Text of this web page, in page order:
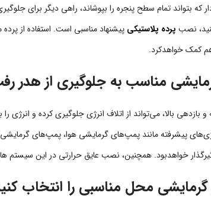
تمام سطح پنجره را بپوشاند، راهی دیگر برای
نصب پرده پلاستیکی پیشنهاد مناسبی است. استفاده از
کمک خواهدکرد.
مناسب به جلوگیری از هدر
بازدهی بالا، می‌تواند از اتلاف انرژی جلوگیری کرده و
پیشرفته مانند پمپ‌های گرمایشی هوا، پمپ‌های
خواهدبود. همچنین، نصب عایق حرارتی در این سیستم
محل مناسبی را انتخاب